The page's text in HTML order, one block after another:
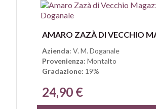
Anteprima
Azienda: V. M. Doganale
Provenienza: Montalto
Gradazione: 19%
24,90 €